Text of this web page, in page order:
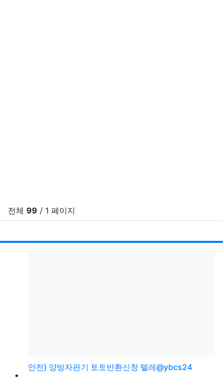
전체 99 / 1 페이지
안전) 양방자판기 토토반환신청 텔레@ybcs24